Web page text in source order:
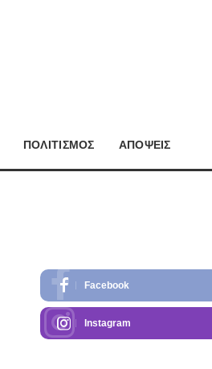
ΠΟΛΙΤΙΣΜΟΣ ΑΠΟΨΕΙΣ
Facebook
Instagram